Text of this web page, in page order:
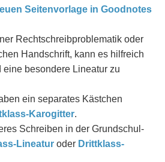
Seitenvorlage in Goodnotes
Rechtschreibproblematik oder
Handschrift, kann es hilfreich
besondere Lineatur zu
ein separates Kästchen
Karogitter.
Schreiben in der Grundschul-
Lineatur oder Drittklass-